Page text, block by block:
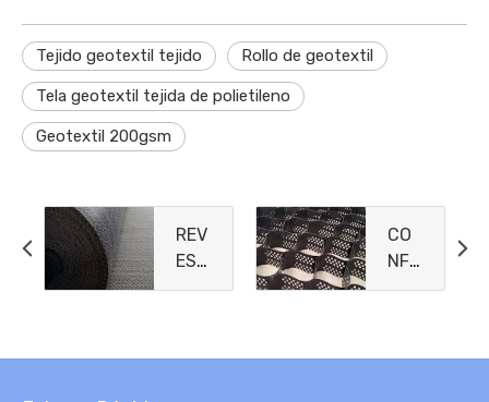
Tejido geotextil tejido Rollo de geotextil
Tela geotextil tejida de polietileno
Geotextil 200gsm
REV
EST
IMIE
CO
NFI
NA